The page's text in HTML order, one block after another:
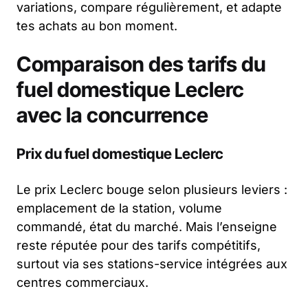
variations, compare régulièrement, et adapte
tes achats au bon moment.
Comparaison des tarifs du
fuel domestique Leclerc
avec la concurrence
Prix du fuel domestique Leclerc
Le prix Leclerc bouge selon plusieurs leviers :
emplacement de la station, volume
commandé, état du marché. Mais l’enseigne
reste réputée pour des tarifs compétitifs,
surtout via ses stations-service intégrées aux
centres commerciaux.